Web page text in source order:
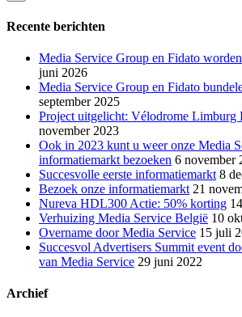
Recente berichten
Media Service Group en Fidato
juni 2026
Media Service Group en Fidato
september 2025
Project uitgelicht: Vélodrome Limburg
november 2023
Ook in 2023 kunt u weer onze Media
informatiemarkt bezoeken 6 november
Succesvolle eerste informatiemarkt 8
Bezoek onze informatiemarkt 21
Nureva HDL300 Actie: 50% korting
Verhuizing Media Service België 10
Overname door Media Service 15 juli
Succesvol Advertisers Summit event
van Media Service 29 juni 2022
Archief